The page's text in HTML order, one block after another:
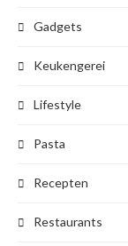
Gadgets
Keukengerei
Lifestyle
Pasta
Recepten
Restaurants